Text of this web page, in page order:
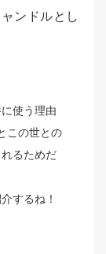
ンドルとし
使う理由
この世との
るためだ
するね！